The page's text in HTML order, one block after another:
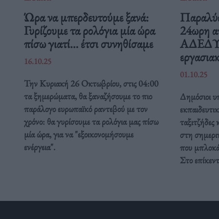
Ώρα να μπερδευτούμε ξανά:
Γυρίζουμε τα ρολόγια μία ώρα
πίσω γιατί… έτσι συνηθίσαμε
16.10.25
Την Κυριακή 26 Οκτωβρίου, στις 04:00
τα ξημερώματα, θα ξαναζήσουμε το πιο
παράλογο ευρωπαϊκό ραντεβού με τον
χρόνο: θα γυρίσουμε τα ρολόγια μας πίσω
μία ώρα, για να "εξοικονομήσουμε
ενέργεια".
24ωρη
ΑΔΕΔΥ
01.10.25
Δημόσιοι
στη
που
Στο